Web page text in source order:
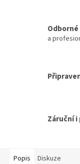
a
Záruční
Popis Diskuze